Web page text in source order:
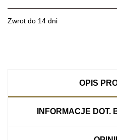
Zwrot do 14 dni
OPIS
INFORMACJE DOT.